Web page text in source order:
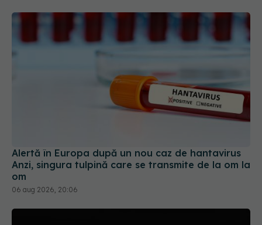
Alertă în Europa după un nou caz de hantavirus
06 aug 2026, 20:06